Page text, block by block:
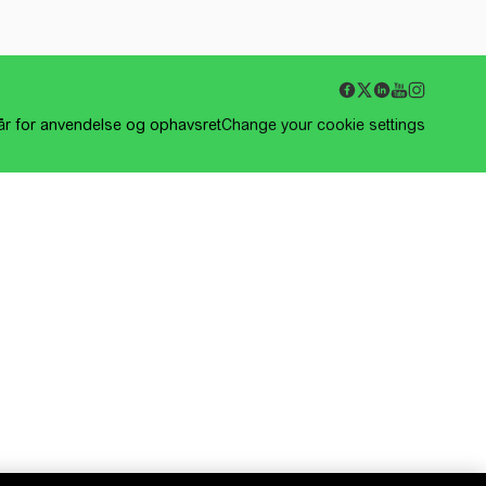
for anvendelse og ophavsretChange your cookie settings